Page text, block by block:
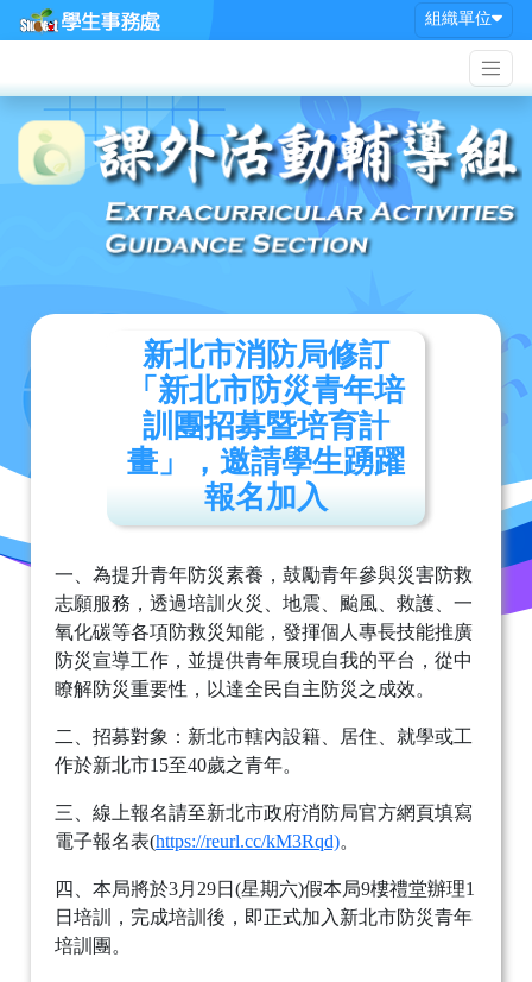
組織單位
新北市消防局修訂
「新北市防災青年培
訓團招募暨培育計
畫」，邀請學生踴躍
報名加入
一、為提升青年防災素養，鼓勵青年參與災害防救
志願服務，透過培訓火災、地震、颱風、救護、一
氧化碳等各項防救災知能，發揮個人專長技能推廣
防災宣導工作，並提供青年展現自我的平台，從中
瞭解防災重要性，以達全民自主防災之成效。
二、招募對象：新北市轄內設籍、居住、就學或工
作於新北市15至40歲之青年。
三、線上報名請至新北市政府消防局官方網頁填寫
電子報名表(https://reurl.cc/kM3Rqd)。
四、本局將於3月29日(星期六)假本局9樓禮堂辦理1
日培訓，完成培訓後，即正式加入新北市防災青年
培訓團。